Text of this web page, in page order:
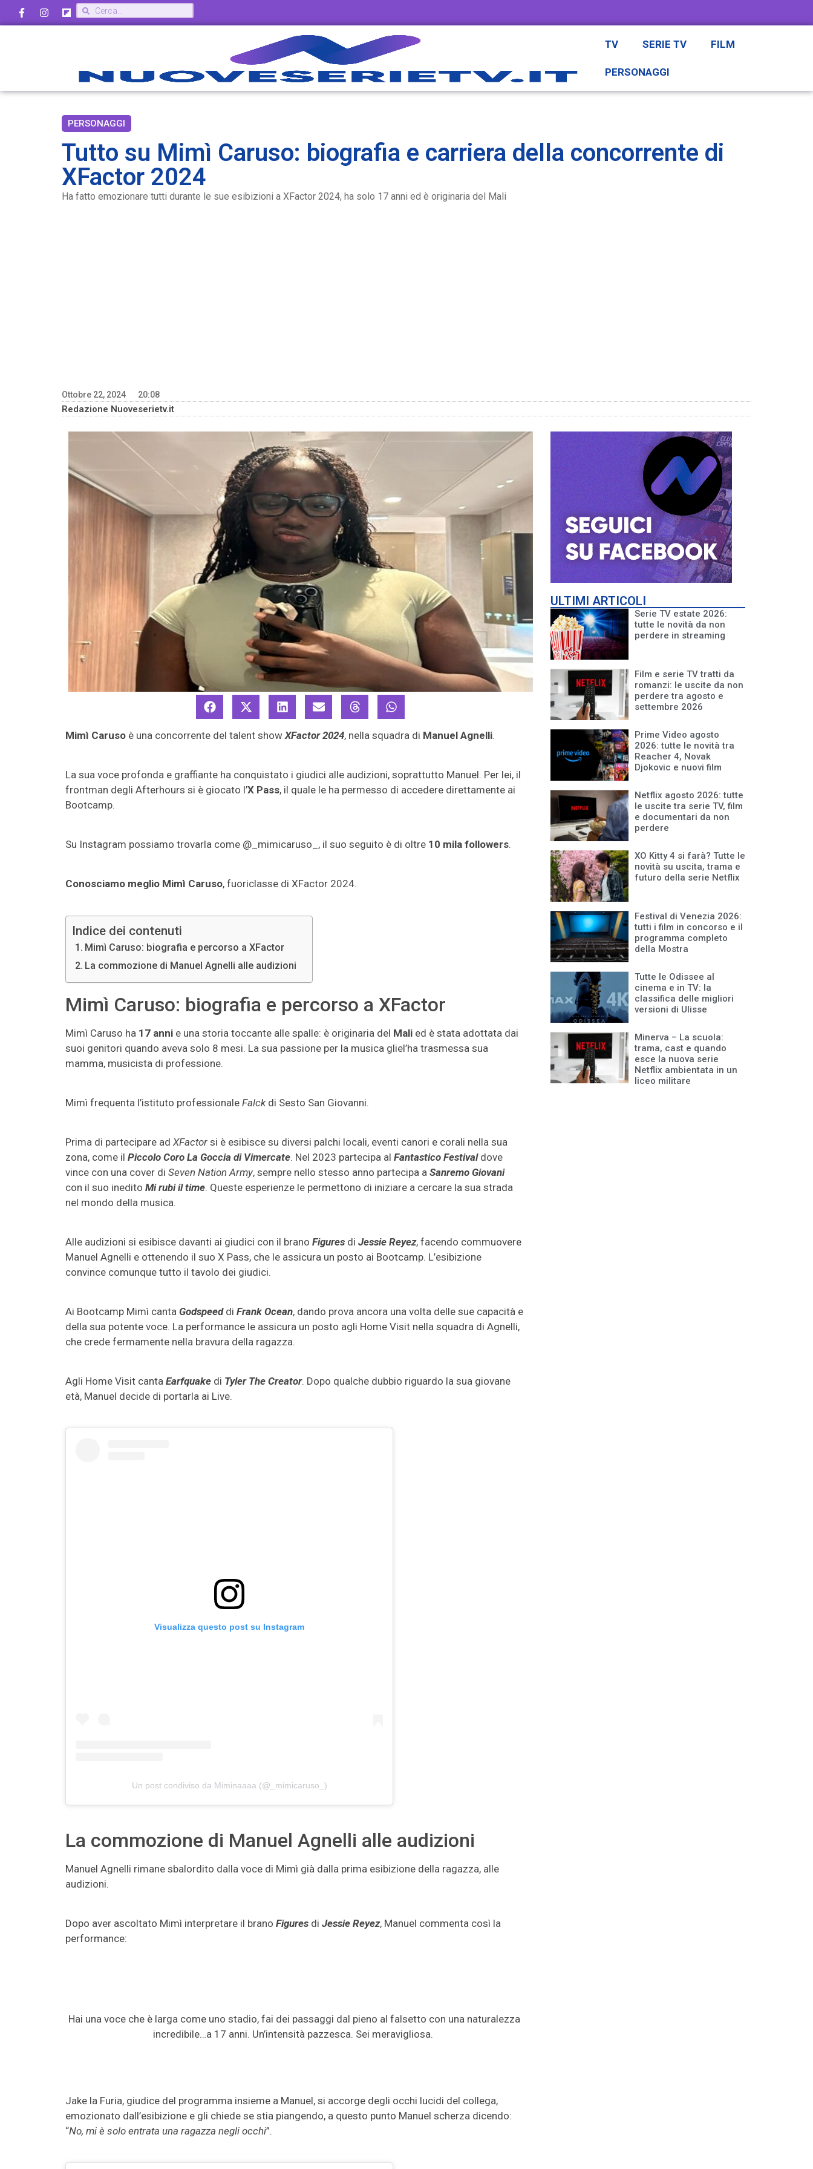
TV SERIE TV FILM
PERSONAGGI
PERSONAGGI
Tutto su Mimì Caruso: biografia e carriera della concorrente di
XFactor 2024
Ha fatto emozionare tutti durante le sue esibizioni a XFactor 2024, ha solo 17 anni ed è originaria del Mali
Ottobre 22, 2024 20:08
Redazione Nuoveserietv.it
Mimì Caruso è una concorrente del talent showXFactor 2024, nella squadra di Manuel Agnelli.
La sua voce profonda e graffiante ha conquistato i giudici alle audizioni, soprattutto Manuel. Per lei, il
frontman degli Afterhours si è giocato l’X Pass, il quale le ha permesso di accedere direttamente ai
Bootcamp.
Su Instagram possiamo trovarla come @_mimicaruso_, il suo seguito è di oltre 10 mila followers.
Conosciamo meglio Mimì Caruso, fuoriclasse di XFactor 2024.
Indice dei contenuti
Mimì Caruso: biografia e percorso a XFactor
La commozione di Manuel Agnelli alle audizioni
Mimì Caruso: biografia e percorso a XFactor
Mimì Caruso ha 17 anni e una storia toccante alle spalle: è originaria del Mali ed è stata adottata dai
suoi genitori quando aveva solo 8 mesi. La sua passione per la musica gliel’ha trasmessa sua
mamma, musicista di professione.
Mimì frequenta l’istituto professionale Falckdi Sesto San Giovanni.
Prima di partecipare ad XFactor si è esibisce su diversi palchi locali, eventi canori e corali nella sua
zona, come il Piccolo Coro La Goccia di Vimercate. Nel 2023 partecipa al Fantastico Festivaldove
vince con una cover di Seven Nation Army, sempre nello stesso anno partecipa a Sanremo Giovani
con il suo inedito Mi rubi il time. Queste esperienze le permettono di iniziare a cercare la sua strada
nel mondo della musica.
Alle audizioni si esibisce davanti ai giudici con il brano Figures di Jessie Reyez, facendo commuovere
Manuel Agnelli e ottenendo il suo X Pass, che le assicura un posto ai Bootcamp. L’esibizione
convince comunque tutto il tavolo dei giudici.
Ai Bootcamp Mimì canta Godspeed di Frank Ocean, dando prova ancora una volta delle sue capacità e
della sua potente voce. La performance le assicura un posto agli Home Visit nella squadra di Agnelli,
che crede fermamente nella bravura della ragazza.
Agli Home Visit canta Earfquake di Tyler The Creator. Dopo qualche dubbio riguardo la sua giovane
età, Manuel decide di portarla ai Live.
Visualizza questo post su Instagram
Un post condiviso da Miminaaaa (@_mimicaruso_)
La commozione di Manuel Agnelli alle audizioni
Manuel Agnelli rimane sbalordito dalla voce di Mimì già dalla prima esibizione della ragazza, alle
audizioni.
Dopo aver ascoltato Mimì interpretare il brano Figures di Jessie Reyez, Manuel commenta così la
performance:
Hai una voce che è larga come uno stadio, fai dei passaggi dal pieno al falsetto con una naturalezza
incredibile…a 17 anni. Un’intensità pazzesca. Sei meravigliosa.
Jake la Furia, giudice del programma insieme a Manuel, si accorge degli occhi lucidi del collega,
emozionato dall’esibizione e gli chiede se stia piangendo, a questo punto Manuel scherza dicendo:
“No, mi è solo entrata una ragazza negli occhi”.
ULTIMI ARTICOLI
Serie TV estate 2026:
tutte le novità da non
perdere in streaming
Film e serie TV tratti da
romanzi: le uscite da non
perdere tra agosto e
settembre 2026
Prime Video agosto
2026: tutte le novità tra
Reacher 4, Novak
Djokovic e nuovi film
Netflix agosto 2026: tutte
le uscite tra serie TV, film
e documentari da non
perdere
XO Kitty 4 si farà? Tutte le
novità su uscita, trama e
futuro della serie Netflix
Festival di Venezia 2026:
tutti i film in concorso e il
programma completo
della Mostra
Tutte le Odissee al
cinema e in TV: la
classifica delle migliori
versioni di Ulisse
Minerva – La scuola:
trama, cast e quando
esce la nuova serie
Netflix ambientata in un
liceo militare